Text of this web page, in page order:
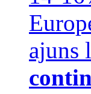
ajuns